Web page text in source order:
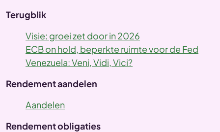
Terugblik
Visie: groei zet door in 2026
ECB on hold, beperkte ruimte voor de Fed
Venezuela: Veni, Vidi, Vici?
Rendement aandelen
Aandelen
Rendement obligaties